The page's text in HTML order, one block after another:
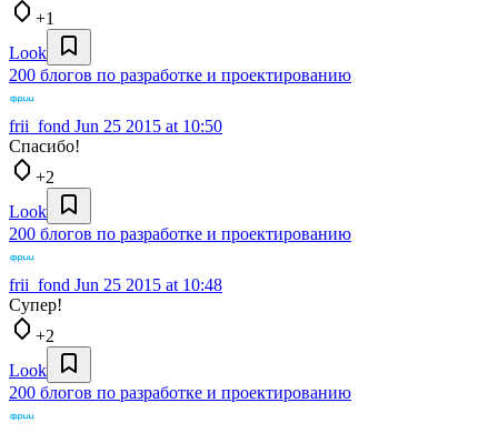
+1
Look
200 блогов по разработке и проектированию
frii_fond Jun 25 2015 at 10:50
Спасибо!
+2
Look
200 блогов по разработке и проектированию
frii_fond Jun 25 2015 at 10:48
Супер!
+2
Look
200 блогов по разработке и проектированию